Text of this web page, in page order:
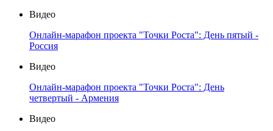
Видео
Онлайн-марафон проекта "Точки Роста": День пятый -
Россия
Видео
Онлайн-марафон проекта "Точки Роста": День
четвертый - Армения
Видео